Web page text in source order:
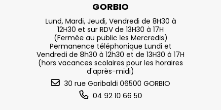
GORBIO
Lund, Mardi, Jeudi, Vendredi de 8H30 à
12H30 et sur RDV de 13H30 à 17H
(Fermée au public les Mercredis)
Permanence téléphonique Lundi et
Vendredi de 8h30 à 12h30 et de 13H30 à 17H
(hors vacances scolaires pour les horaires
d'après-midi)
30 rue Garibaldi 06500 GORBIO
04 92 10 66 50